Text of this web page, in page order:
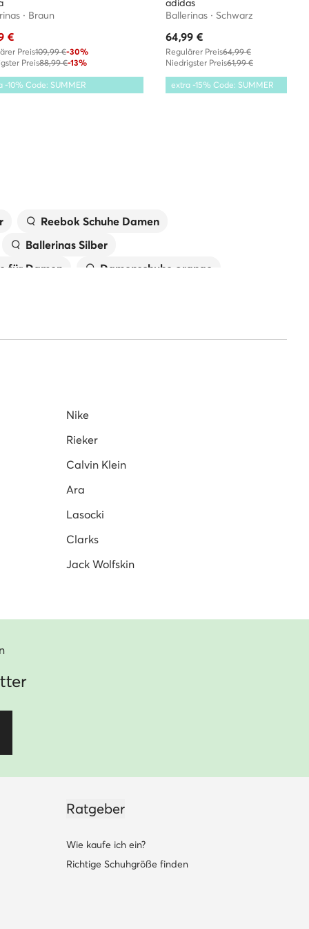
· Braun
€
Preis109,99 €-30%
Preis88,99 €-13%
-10% Code: SUMMER
adidas
Ballerinas · Schwarz
64,99 €
Regulärer Preis64,99 €
Niedrigster Preis61,99 €
extra -15% Code: SUMMER
Reebok Schuhe Damen
Ballerinas Silber
für Damen
Damenschuhe orange
Karl Lagerfeld Schuhe
Nike
Rieker
Calvin Klein
Ara
Lasocki
Clarks
Jack Wolfskin
Ratgeber
Wie kaufe ich ein?
Richtige Schuhgröße finden